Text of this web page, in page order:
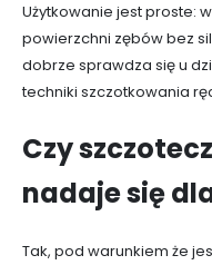
Użytkowanie jest proste:
powierzchni zębów bez
dobrze sprawdza się u
techniki szczotkowania
Czy
nadaje się
Tak, pod warunkiem że